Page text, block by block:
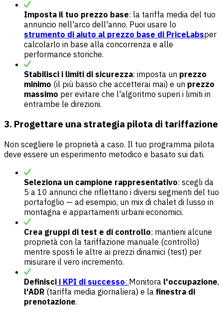
Imposta il tuo prezzo base: la tariffa media del tuo
annuncio nell'arco dell'anno. Puoi usare lo
strumento di aiuto al prezzo base di PriceLabsper
calcolarlo in base alla concorrenza e alle
performance storiche.
Stabilisci i limiti di sicurezza: imposta un prezzo
minimo (il più basso che accetterai mai) e un prezzo
massimo per evitare che l'algoritmo superi i limiti in
entrambe le direzioni.
3. Progettare una strategia pilota di tariffazione
Non scegliere le proprietà a caso. Il tuo programma pilota
deve essere un esperimento metodico e basato sui dati.
Seleziona un campione rappresentativo: scegli da
5 a 10 annunci che riflettano i diversi segmenti del tuo
portafoglio — ad esempio, un mix di chalet di lusso in
montagna e appartamenti urbani economici.
Crea gruppi di test e di controllo: mantieni alcune
proprietà con la tariffazione manuale (controllo)
mentre sposti le altre ai prezzi dinamici (test) per
misurare il vero incremento.
Definisci i KPI di successo: Monitora l'occupazione,
l'ADR (tariffa media giornaliera) e la finestra di
prenotazione.